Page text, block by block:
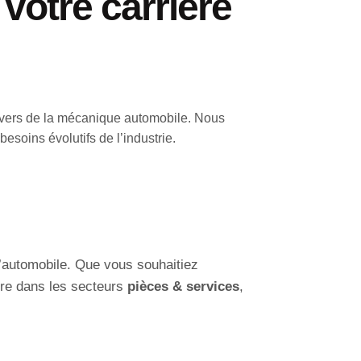
de la mécanique automobile. Nous
évolutifs de l’industrie.
Que vous souhaitiez
dans les secteurs pièces & services,